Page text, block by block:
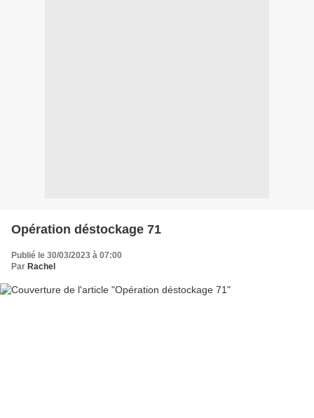
Opération déstockage 71
Publié le 30/03/2023 à 07:00
Par Rachel